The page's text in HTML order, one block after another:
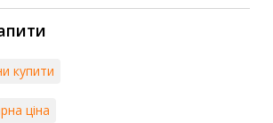
дизайном.
та високій якості продукції,
купити
ціна